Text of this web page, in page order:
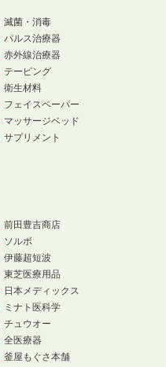
滅菌・消毒
パルス治療器
赤外線治療器
テーピング
衛生材料
フェイスペーパー
マッサージベッド
サプリメント
前田豊吉商店
ソルボ
伊藤超短波
東芝医療用品
日本メディックス
ミナト医科学
チュウオー
全医療器
釜屋もぐさ本舗